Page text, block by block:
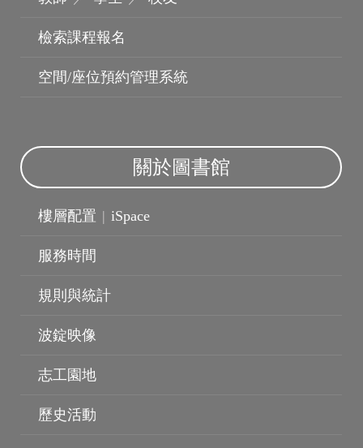
檢索課程報名
空間/座位預約管理系統
關於圖書館
樓層配置 | iSpace
服務時間
規則與統計
波錠映像
志工園地
歷史活動